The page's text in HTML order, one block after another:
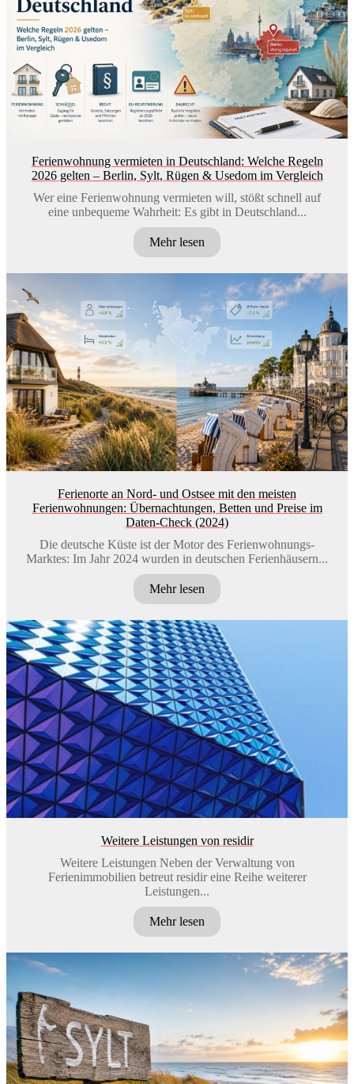
Ferienwohnung vermieten in Deutschland: Welche Regeln
2026 gelten – Berlin, Sylt, Rügen & Usedom im Vergleich
Wer eine Ferienwohnung vermieten will, stößt schnell auf
eine unbequeme Wahrheit: Es gibt in Deutschland...
Mehr lesen
Ferienorte an Nord- und Ostsee mit den meisten
Ferienwohnungen: Übernachtungen, Betten und Preise im
Daten-Check (2024)
Die deutsche Küste ist der Motor des Ferienwohnungs-
Marktes: Im Jahr 2024 wurden in deutschen Ferienhäusern...
Mehr lesen
Weitere Leistungen von residir
Weitere Leistungen Neben der Verwaltung von
Ferienimmobilien betreut residir eine Reihe weiterer
Leistungen...
Mehr lesen